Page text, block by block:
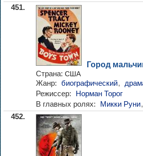
451.
Город
Страна: США
Жанр: биографический,
Режиссер:
Норман Торог
В главных ролях:
Микки Руни,
452.